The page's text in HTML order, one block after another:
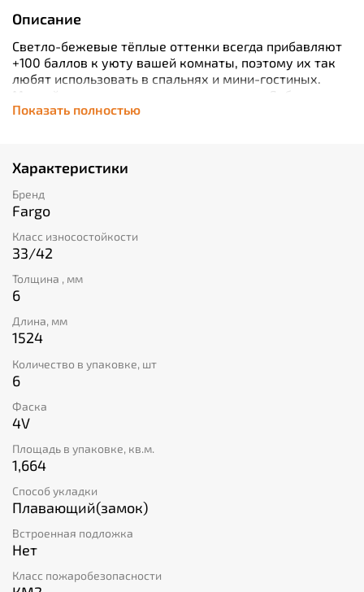
Описание
Светло-бежевые тёплые оттенки всегда прибавляют
+100 баллов к уюту вашей комнаты, поэтому их так
любят использовать в спальнях и мини-гостиных.
Миксуйте оттенок кварцевого ламината Дуб
Манчестер с молочным, небесно-голубым, можно
Показать полностью
Характеристики
Бренд
Fargo
Класс износостойкости
33/42
Толщина , мм
6
Длина, мм
1524
Количество в упаковке, шт
6
Фаска
4V
Площадь в упаковке, кв.м.
1,664
Способ укладки
Плавающий(замок)
Встроенная подложка
Нет
Класс пожаробезопасности